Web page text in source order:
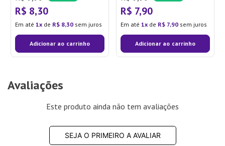
R$ 8,30
Em até 1 de R$ 8,30 sem juros
Adicionar ao carrinho
R$ 7,90
Em até 1 de R$ 7,90 sem juros
Adicionar ao carrinho
Avaliações
Este produto ainda não tem avaliações
SEJA O PRIMEIRO A AVALIAR